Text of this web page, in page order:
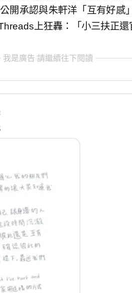
開承認與朱軒洋「互有好感
上狂轟：「小三扶正還
我是廣告 請繼續往下閱讀